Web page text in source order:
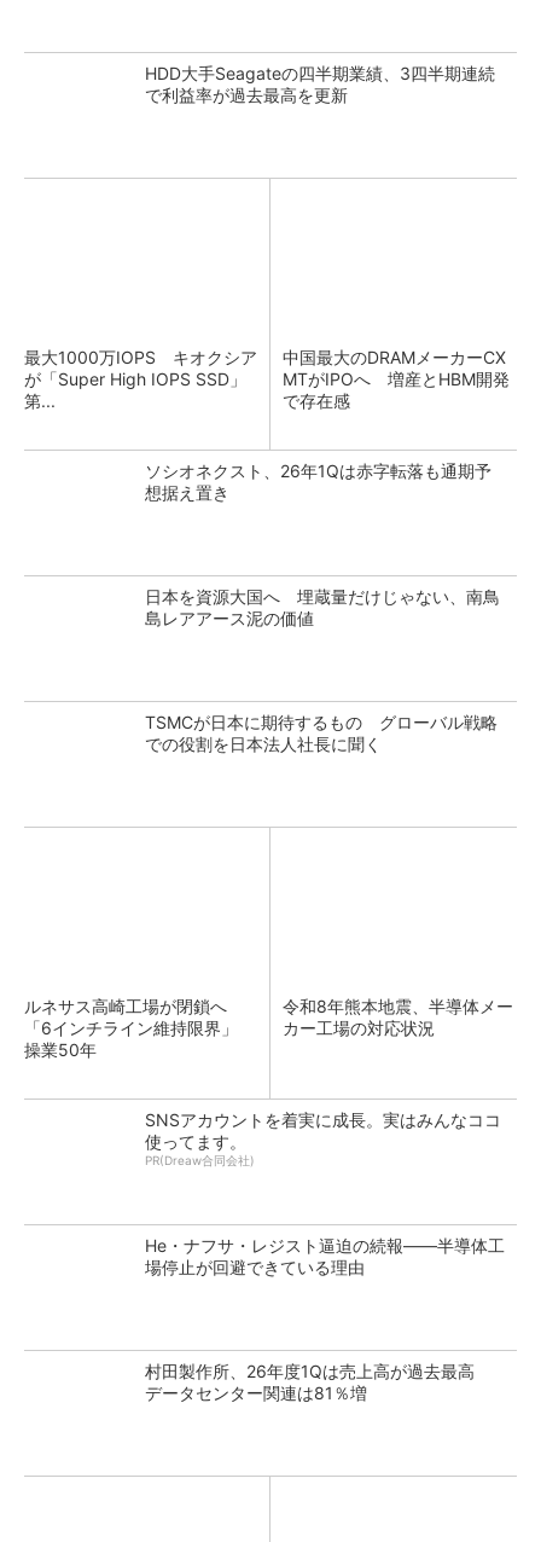
HDD大手Seagateの四半期業績、3四半期連続
で利益率が過去最高を更新
最大1000万IOPS キオクシア
が「Super High IOPS SSD」
第...
中国最大のDRAMメーカーCX
MTがIPOへ 増産とHBM開発
で存在感
ソシオネクスト、26年1Qは赤字転落も通期予
想据え置き
日本を資源大国へ 埋蔵量だけじゃない、南鳥
島レアアース泥の価値
TSMCが日本に期待するもの グローバル戦略
での役割を日本法人社長に聞く
ルネサス高崎工場が閉鎖へ
「6インチライン維持限界」
操業50年
令和8年熊本地震、半導体メー
カー工場の対応状況
SNSアカウントを着実に成長。実はみんなココ
使ってます。
PR(Dreaw合同会社)
He・ナフサ・レジスト逼迫の続報――半導体工
場停止が回避できている理由
村田製作所、26年度1Qは売上高が過去最高
データセンター関連は81％増